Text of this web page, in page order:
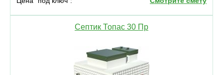
Септик Топас 30 Пр